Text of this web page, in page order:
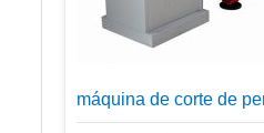
máquina de corte de